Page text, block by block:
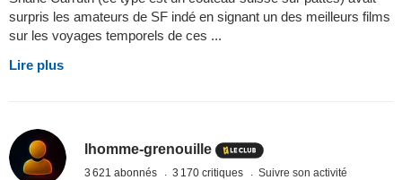
surpris les amateurs de SF indé en signant un des meilleurs films
sur les voyages temporels de ces ...
Lire plus
lhomme-grenouille
3 621 abonnés 3 170 critiques Suivre son activité